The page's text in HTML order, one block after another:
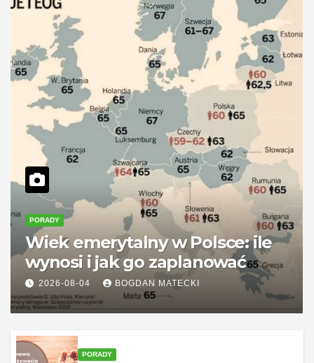
PORADY
Wiek emerytalny w Polsce: ile
wynosi i jak go zaplanować
2026-08-04 BOGDAN MATECKI
PORADY